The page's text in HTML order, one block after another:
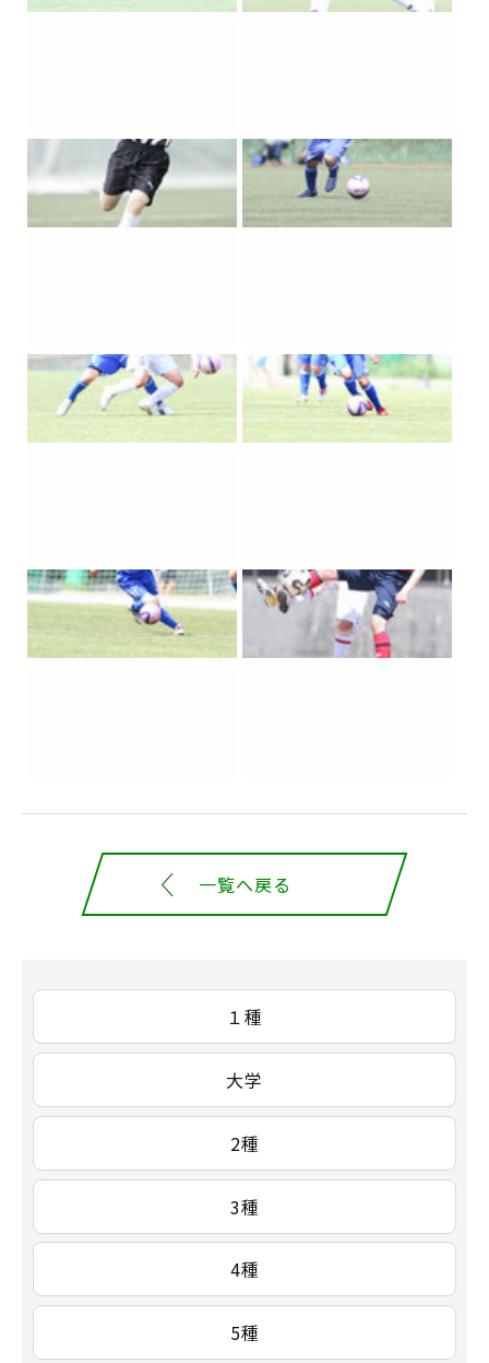
一覧へ戻る
１種
大学
2種
3種
4種
5種